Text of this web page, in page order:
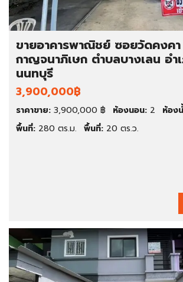
ขายอาคารพาณิชย์ ซอยวัดคงค
กาญจนาภิเษก ตำบลบางเลน อำ
นนทบุรี
3,900,000฿
ราคาขาย: 3,900,000 ฿ ห้องนอน: 2 ห้อง
พื้นที่: 280 ตร.ม. พื้นที่: 20 ตร.ว.